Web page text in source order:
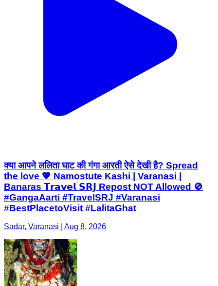
क्या आपने ललिता घाट की गंगा आरती ऐसे देखी है? Spread
the love 💖 Namostute Kashi | Varanasi |
Banaras 𝗧𝗿𝗮𝘃𝗲𝗹 𝗦𝗥𝗝 Repost NOT Allowed 🚫
#GangaAarti #TravelSRJ #Varanasi
#BestPlacetoVisit #LalitaGhat
Sadar, Varanasi | Aug 8, 2026